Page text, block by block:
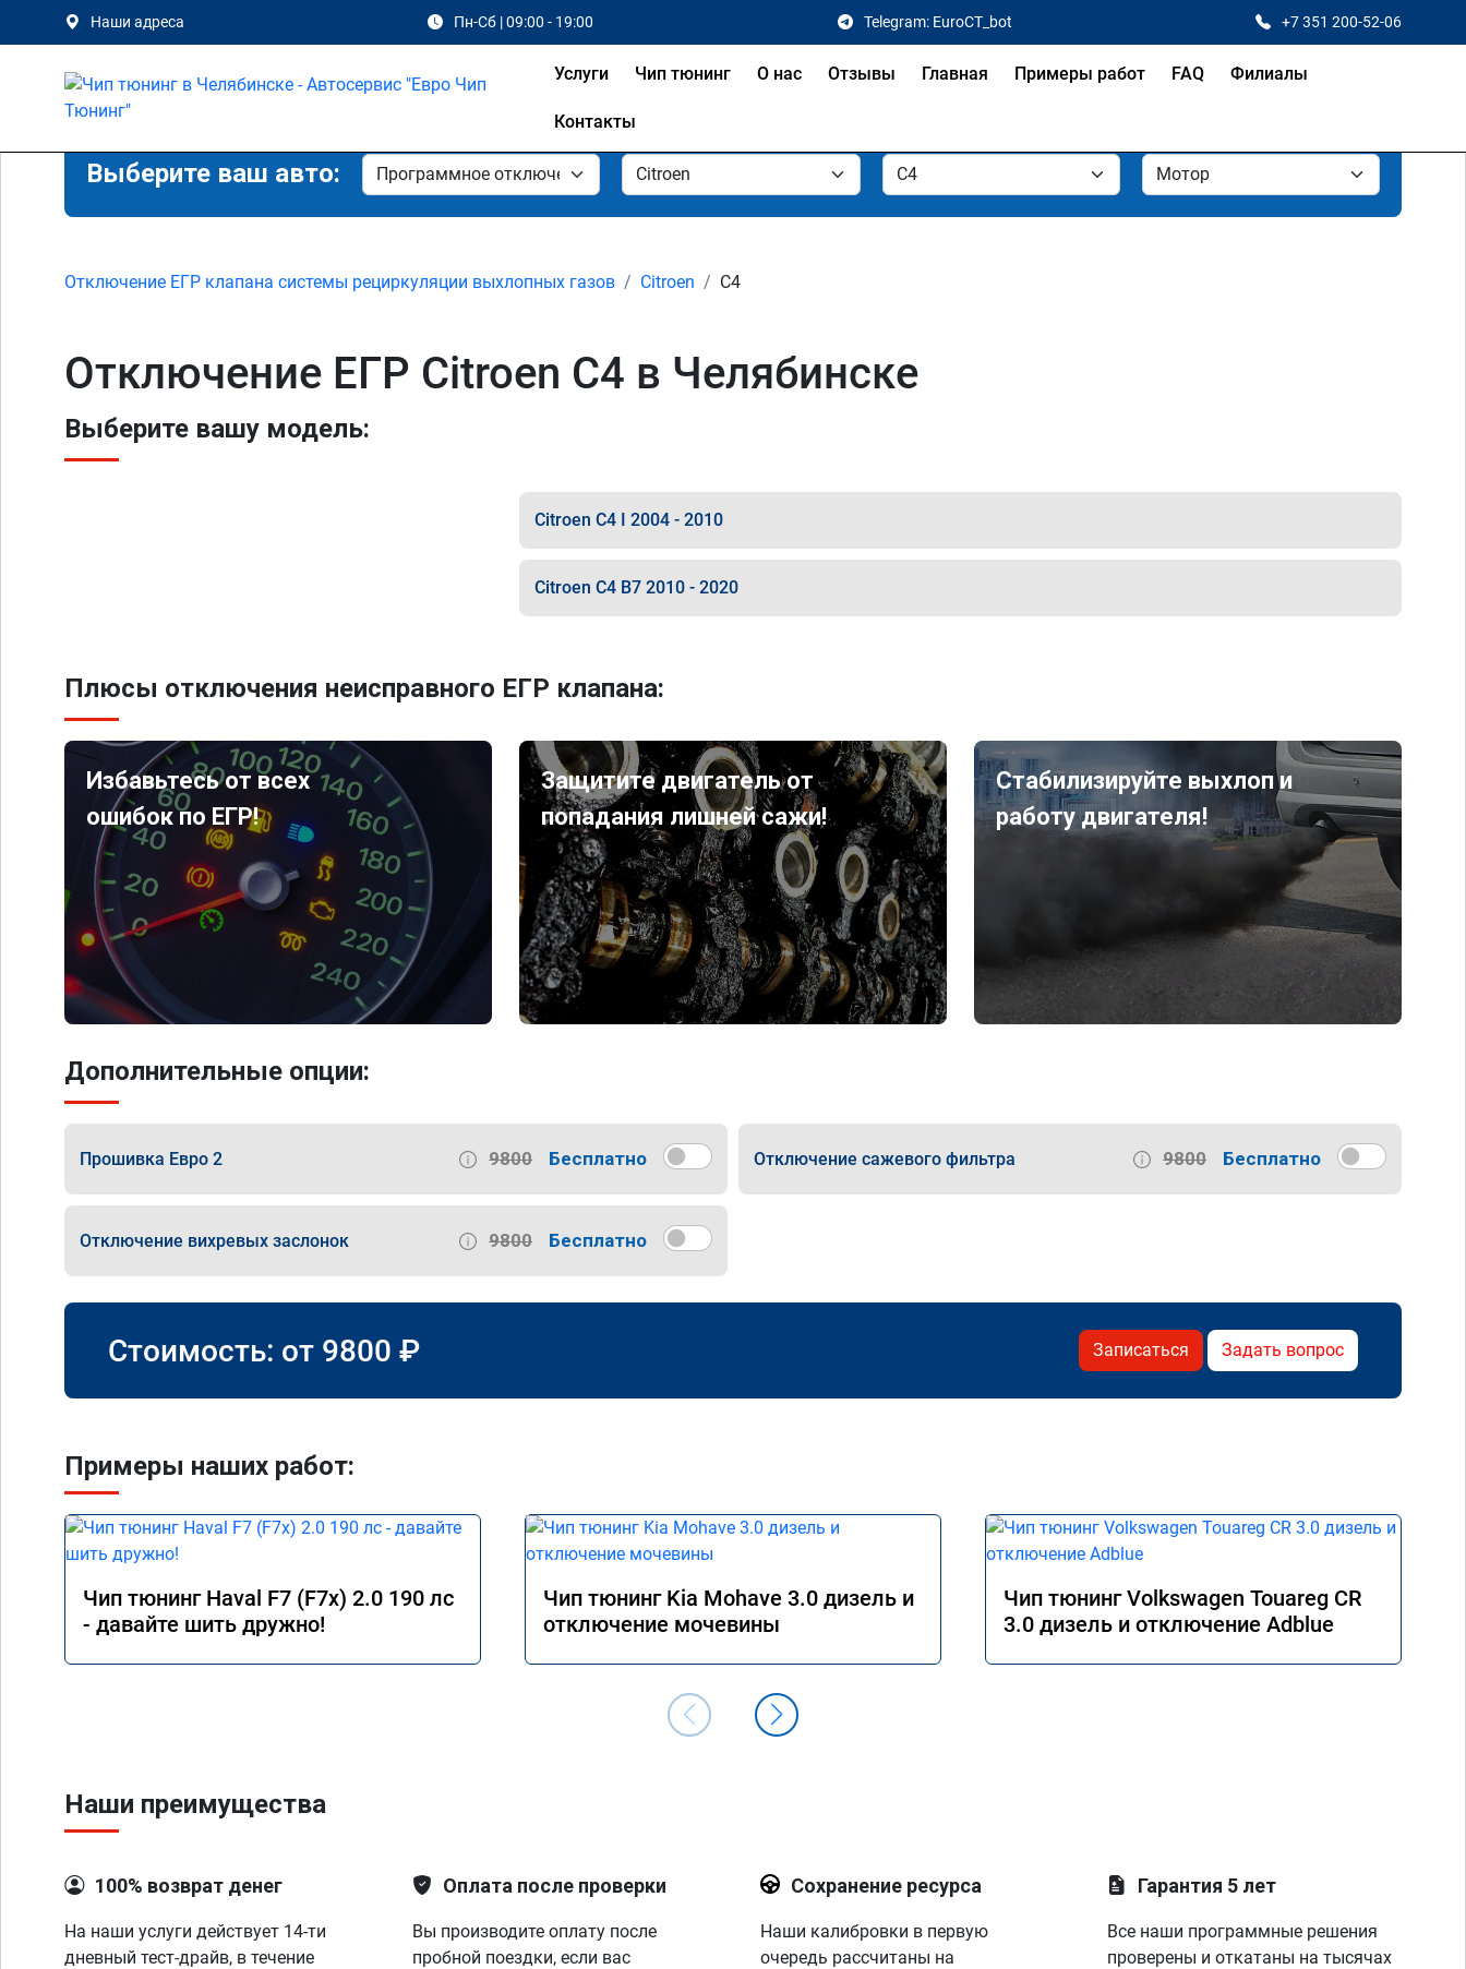
Наши адреса Пн-Сб | 09:00 - 19:00 Telegram: EuroCT_bot +7 351 200-52-06
Услуги Чип тюнинг О нас Отзывы Главная Примеры работ FAQ Филиалы
Контакты
Выберите ваш авто:
Отключение ЕГР клапана системы рециркуляции выхлопных газов Citroen C4
Отключение ЕГР Citroen C4 в Челябинске
Выберите вашу модель:
Citroen C4 I 2004 - 2010
Citroen C4 B7 2010 - 2020
Плюсы отключения неисправного ЕГР клапана:
Избавьтесь от всех
ошибок по ЕГР!
Защитите двигатель от
попадания лишней сажи!
Стабилизируйте выхлоп и
работу двигателя!
Дополнительные опции:
Прошивка Евро 2 9800 Бесплатно Отключение сажевого фильтра 9800 Бесплатно
Отключение вихревых заслонок 9800 Бесплатно
Стоимость: от 9800 ₽ Записаться Задать вопрос
Примеры наших работ:
Чип тюнинг Haval F7 (F7x) 2.0 190 лс
- давайте шить дружно!
Чип тюнинг Kia Mohave 3.0 дизель и
отключение мочевины
Чип тюнинг Volkswagen Touareg CR
3.0 дизель и отключение Adblue
Наши преимущества
100% возврат денег
На наши услуги действует 14-ти
дневный тест-драйв, в течение
Оплата после проверки
Вы производите оплату после
пробной поездки, если вас
Сохранение ресурса
Наши калибровки в первую
очередь рассчитаны на
Гарантия 5 лет
Все наши программные решения
проверены и откатаны на тысячах